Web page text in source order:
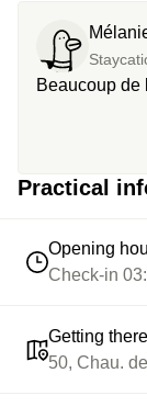
Beaucoup de
Practical
Opening
Check-in
Getting there
50, Chau.